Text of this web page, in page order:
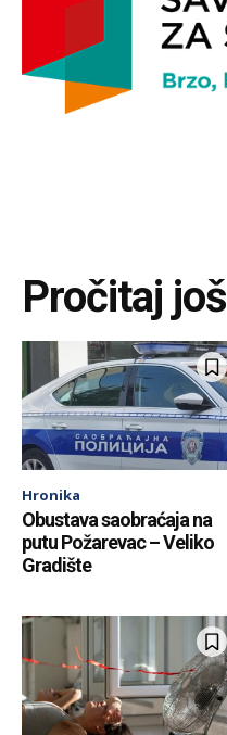
Pročitaj još
Hronika
Obustava saobraćaja na
putu Požarevac – Veliko
Gradište